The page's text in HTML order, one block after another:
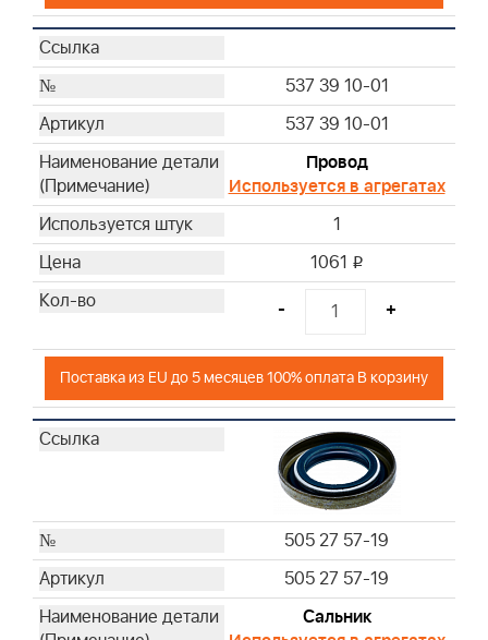
537 39 10-01
537 39 10-01
Провод
Используется в агрегатах
1
1061 i
- +
Поставка из EU до 5 месяцев 100% оплата В корзину
505 27 57-19
505 27 57-19
Сальник